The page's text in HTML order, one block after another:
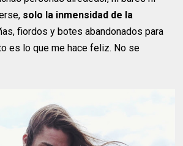
solo la inmensidad de la
fiordos y botes abandonados para
es lo que me hace feliz. No se